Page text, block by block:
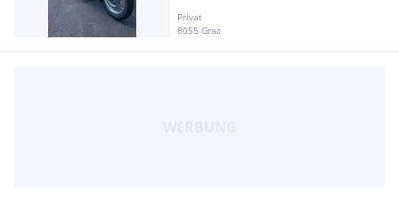
Privat
8055 Graz